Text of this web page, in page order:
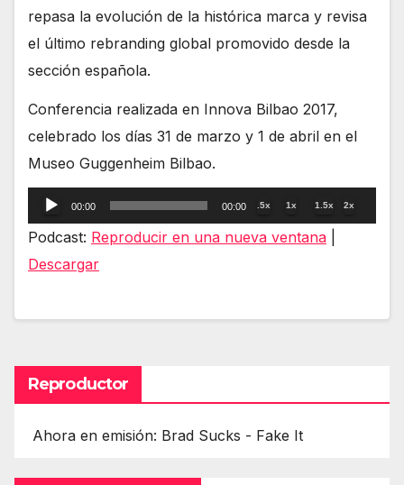
repasa la evolución de la histórica marca y revisa
el último rebranding global promovido desde la
sección española.
Conferencia realizada en Innova Bilbao 2017,
celebrado los días 31 de marzo y 1 de abril en el
Museo Guggenheim Bilbao.
Reproductor
de
audio
00:00 00:00 .5x 1x 1.5x 2x
Podcast: Reproducir en una nueva ventana
Descargar
Reproductor
Ahora en emisión: Brad Sucks - Fake It